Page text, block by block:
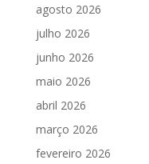
agosto 2026
julho 2026
junho 2026
maio 2026
abril 2026
março 2026
fevereiro 2026